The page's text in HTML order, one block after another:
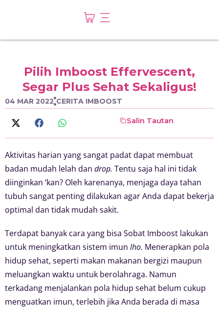
Pilih Imboost Effervescent,
Segar Plus Sehat Sekaligus!
04 MAR 2022 CERITA IMBOOST
Salin Tautan
Aktivitas harian yang sangat padat dapat membuat
badan mudah lelah dan drop. Tentu saja hal ini tidak
diinginkan ‘kan? Oleh karenanya, menjaga daya tahan
tubuh sangat penting dilakukan agar Anda dapat bekerja
optimal dan tidak mudah sakit.
Terdapat banyak cara yang bisa Sobat Imboost lakukan
untuk meningkatkan sistem imun lho. Menerapkan pola
hidup sehat, seperti makan makanan bergizi maupun
meluangkan waktu untuk berolahraga. Namun
terkadang menjalankan pola hidup sehat belum cukup
menguatkan imun, terlebih jika Anda berada di masa